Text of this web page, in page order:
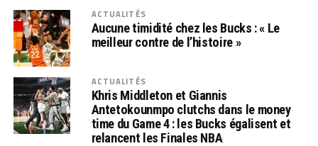
ACTUALITÉS
Aucune timidité chez les Bucks : « Le
meilleur contre de l’histoire »
ACTUALITÉS
Khris Middleton et Giannis
Antetokounmpo clutchs dans le money
time du Game 4 : les Bucks égalisent et
relancent les Finales NBA